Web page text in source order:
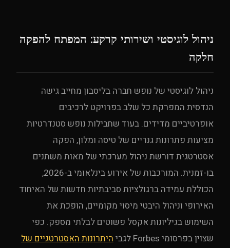
ניהול לוגיסטי ושירותי קרקע: המפתח להפקה
חלקה
ניהול לוגיסטי של נופש חברה בליסבון מחייב גישה
הנדסית המפרקת כל שלב בפרויקט לרכיבים
אופרטיביים מדידים. בעוד שחבילות נופש סטנדרטיות
מציעות פתרונות גנריים של טיסה ומלון, הפקה
אסטרטגית דורשת ניהול מערכתי של מאות משתנים
בו-זמנית. המורכבות של אירוע בינלאומי ב-2026,
הכוללת עמידה ברגולציות סביבתיות חדשות של האיחוד
האירופי וניהול היבטי מיסוי מקומיים, הופכת את
השימוש בגיליונות אקסל פשוטים לבלתי מספק. כפי
שצוין בפרסומי Forbes לגבי
היתרונות האסטרטגיים של